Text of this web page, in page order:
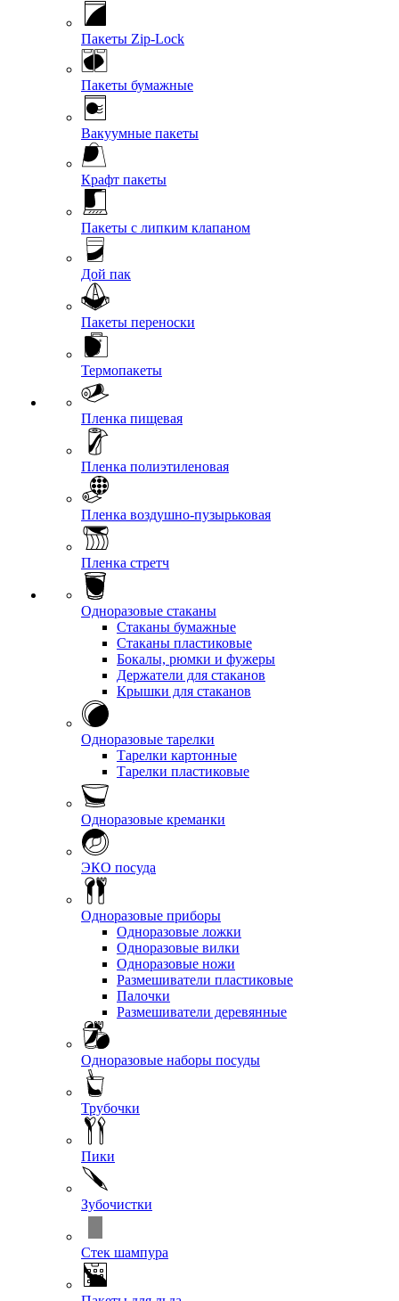
Пакеты Zip-Lock
Пакеты бумажные
Вакуумные пакеты
Крафт пакеты
Пакеты с липким клапаном
Дой пак
Пакеты переноски
Термопакеты
Пленка пищевая
Пленка полиэтиленовая
Пленка воздушно-пузырьковая
Пленка стретч
Одноразовые стаканы
Стаканы бумажные
Стаканы пластиковые
Бокалы, рюмки и фужеры
Держатели для стаканов
Крышки для стаканов
Одноразовые тарелки
Тарелки картонные
Тарелки пластиковые
Одноразовые креманки
ЭКО посуда
Одноразовые приборы
Одноразовые ложки
Одноразовые вилки
Одноразовые ножи
Размешиватели пластиковые
Палочки
Размешиватели деревянные
Одноразовые наборы посуды
Трубочки
Пики
Зубочистки
Стек шампура